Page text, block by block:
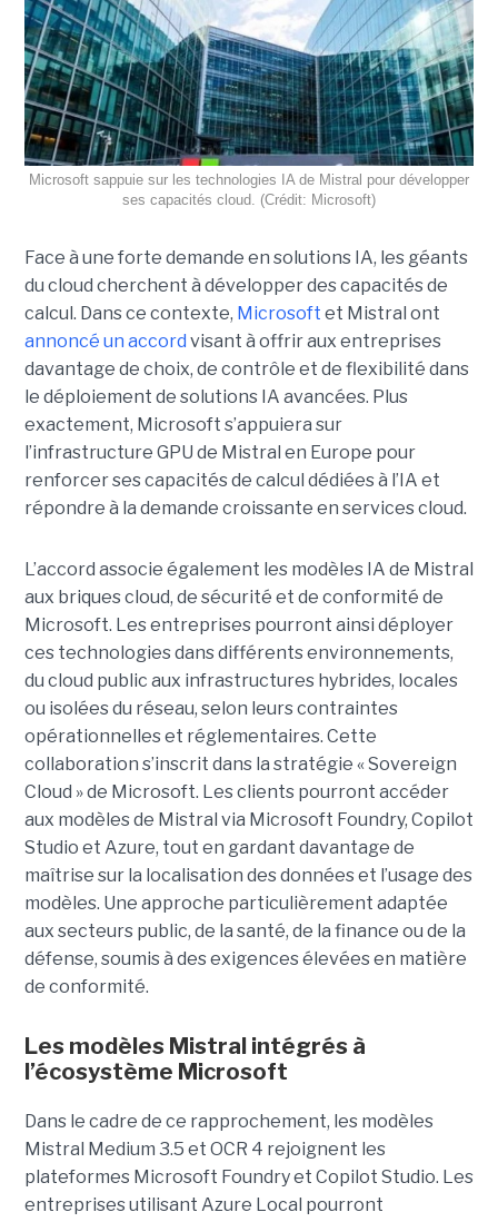
Microsoft sappuie sur les technologies IA de Mistral pour développer
ses capacités cloud. (Crédit: Microsoft)
Face à une forte demande en solutions IA, les géants
du cloud cherchent à développer des capacités de
calcul. Dans ce contexte, Microsoft et Mistral ont
annoncé un accord visant à offrir aux entreprises
davantage de choix, de contrôle et de flexibilité dans
le déploiement de solutions IA avancées. Plus
exactement, Microsoft s’appuiera sur
l’infrastructure GPU de Mistral en Europe pour
renforcer ses capacités de calcul dédiées à l’IA et
répondre à la demande croissante en services cloud.
L’accord associe également les modèles IA de Mistral
aux briques cloud, de sécurité et de conformité de
Microsoft. Les entreprises pourront ainsi déployer
ces technologies dans différents environnements,
du cloud public aux infrastructures hybrides, locales
ou isolées du réseau, selon leurs contraintes
opérationnelles et réglementaires. Cette
collaboration s’inscrit dans la stratégie « Sovereign
Cloud » de Microsoft. Les clients pourront accéder
aux modèles de Mistral via Microsoft Foundry, Copilot
Studio et Azure, tout en gardant davantage de
maîtrise sur la localisation des données et l’usage des
modèles. Une approche particulièrement adaptée
aux secteurs public, de la santé, de la finance ou de la
défense, soumis à des exigences élevées en matière
de conformité.
Les modèles Mistral intégrés à
l’écosystème Microsoft
Dans le cadre de ce rapprochement, les modèles
Mistral Medium 3.5 et OCR 4 rejoignent les
plateformes Microsoft Foundry et Copilot Studio. Les
entreprises utilisant Azure Local pourront